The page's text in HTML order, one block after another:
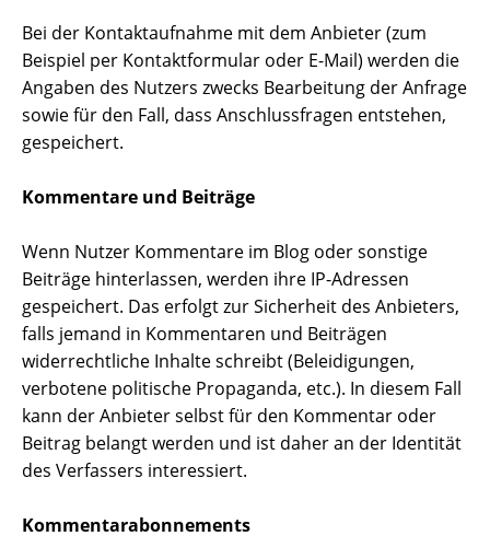
Bei der Kontaktaufnahme mit dem Anbieter (zum
Beispiel per Kontaktformular oder E-Mail) werden die
Angaben des Nutzers zwecks Bearbeitung der Anfrage
sowie für den Fall, dass Anschlussfragen entstehen,
gespeichert.
Kommentare und Beiträge
Wenn Nutzer Kommentare im Blog oder sonstige
Beiträge hinterlassen, werden ihre IP-Adressen
gespeichert. Das erfolgt zur Sicherheit des Anbieters,
falls jemand in Kommentaren und Beiträgen
widerrechtliche Inhalte schreibt (Beleidigungen,
verbotene politische Propaganda, etc.). In diesem Fall
kann der Anbieter selbst für den Kommentar oder
Beitrag belangt werden und ist daher an der Identität
des Verfassers interessiert.
Kommentarabonnements